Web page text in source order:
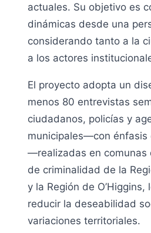
actuales. Su objetivo es
dinámicas desde una
considerando tanto a la
a los actores
El proyecto adopta un
menos 80 entrevistas
ciudadanos, policías y
municipales—con énfasis
—realizadas en comunas
de criminalidad de la
y la Región de O’Higgins,
reducir la deseabilidad
variaciones territoriales.